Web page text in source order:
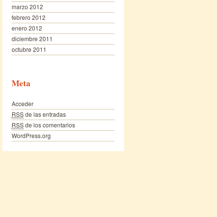
marzo 2012
febrero 2012
enero 2012
diciembre 2011
octubre 2011
Meta
Acceder
RSSde las entradas
RSSde los comentarios
WordPress.org